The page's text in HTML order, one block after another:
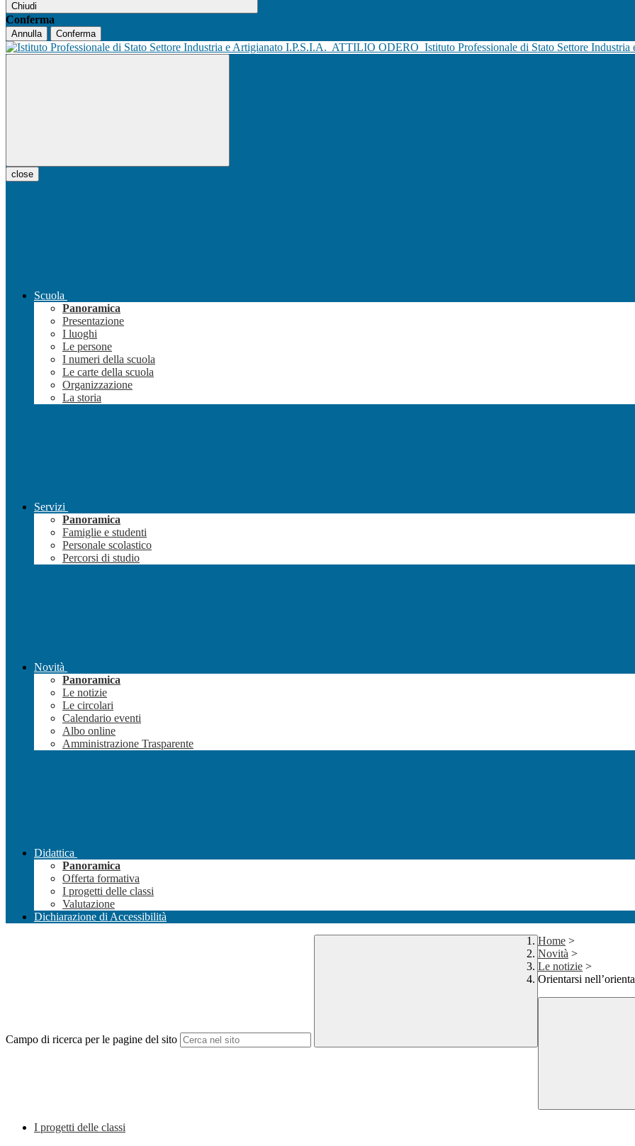
Chiudi
Conferma
Annulla Conferma
I.P.S.I.A. ATTILIO ODERO Istituto Professionale di Stato Settore Industria
close
Scuola
Panoramica
Presentazione
I luoghi
Le persone
I numeri della scuola
Le carte della scuola
Organizzazione
La storia
Servizi
Panoramica
Famiglie e studenti
Personale scolastico
Percorsi di studio
Novità
Panoramica
Le notizie
Le circolari
Calendario eventi
Albo online
Amministrazione Trasparente
Didattica
Panoramica
Offerta formativa
I progetti delle classi
Valutazione
Dichiarazione di Accessibilità
Campo di ricerca per le pagine del sito
Home >
Novità >
Le notizie >
Orientarsi
I progetti delle classi